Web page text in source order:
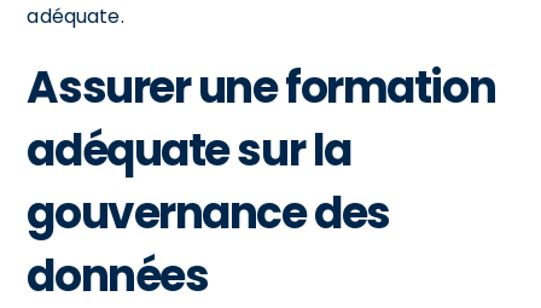
adéquate.
Assurer une formation
adéquate sur la
gouvernance des
données